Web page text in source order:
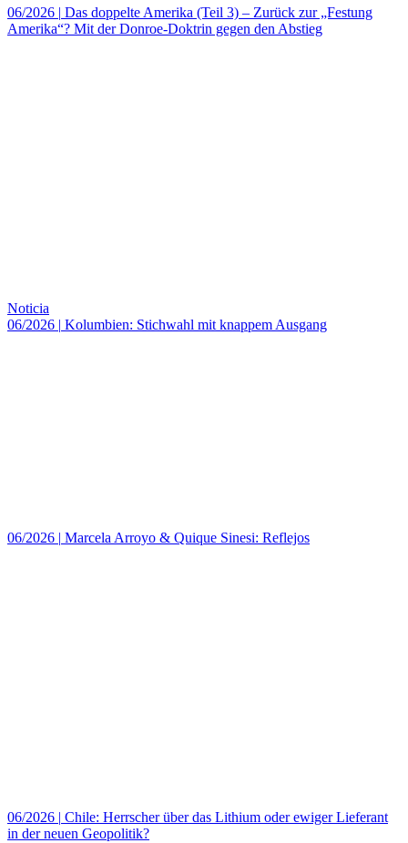
06/2026 | Das doppelte Amerika (Teil 3) – Zurück zur „Festung
Amerika“? Mit der Donroe-Doktrin gegen den Abstieg
Noticia
06/2026 | Kolumbien: Stichwahl mit knappem Ausgang
06/2026 | Marcela Arroyo & Quique Sinesi: Reflejos
06/2026 | Chile: Herrscher über das Lithium oder ewiger Lieferant
in der neuen Geopolitik?